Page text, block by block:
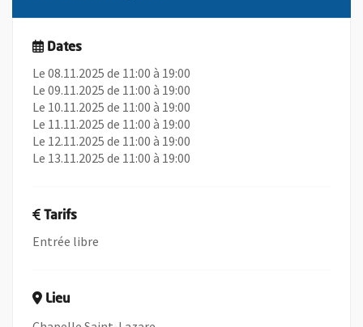
Dates
Le 08.11.2025 de 11:00 à 19:00
Le 09.11.2025 de 11:00 à 19:00
Le 10.11.2025 de 11:00 à 19:00
Le 11.11.2025 de 11:00 à 19:00
Le 12.11.2025 de 11:00 à 19:00
Le 13.11.2025 de 11:00 à 19:00
Tarifs
Entrée libre
Lieu